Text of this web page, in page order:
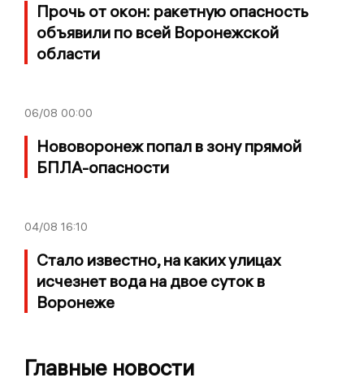
Прочь от окон: ракетную опасность
объявили по всей Воронежской
области
06/08 00:00
Нововоронеж попал в зону прямой
БПЛА-опасности
04/08 16:10
Стало известно, на каких улицах
исчезнет вода на двое суток в
Воронеже
Главные новости